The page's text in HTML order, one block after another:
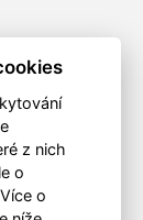
z nich
o
o